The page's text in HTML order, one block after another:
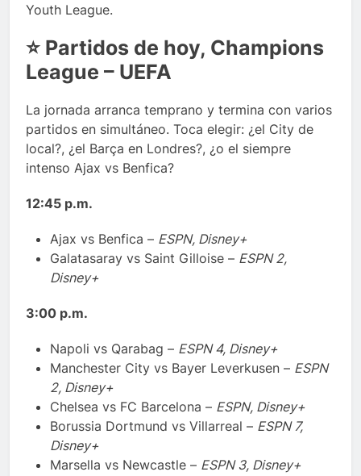
Youth League.
⭐ Partidos de hoy, Champions
League – UEFA
La jornada arranca temprano y termina con varios
partidos en simultáneo. Toca elegir: ¿el City de
local?, ¿el Barça en Londres?, ¿o el siempre
intenso Ajax vs Benfica?
12:45 p.m.
Ajax vs Benfica – ESPN, Disney+
Galatasaray vs Saint Gilloise – ESPN 2,
Disney+
3:00 p.m.
Napoli vs Qarabag – ESPN 4, Disney+
Manchester City vs Bayer Leverkusen – ESPN
2, Disney+
Chelsea vs FC Barcelona – ESPN, Disney+
Borussia Dortmund vs Villarreal – ESPN 7,
Disney+
Marsella vs Newcastle – ESPN 3, Disney+